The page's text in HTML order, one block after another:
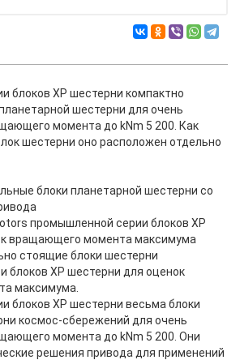
блоков XP шестерни компактно
шестерни для очень
момента до kNm 5 200. Как
шестерни оно расположен отдельно
блоки планетарной шестерни со
промышленной серии блоков XP
вращающего момента максимума
стоящие блоки шестерни
блоков XP шестерни для оценок
максимума.
блоков XP шестерни весьма блоки
космос-сбережений для очень
момента до kNm 5 200. Они
решения привода для применений